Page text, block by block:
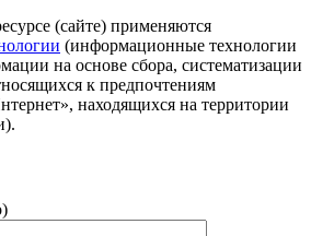
(сайте) применяются
(информационные технологии
на основе сбора, систематизации
к предпочтениям
находящихся на территории